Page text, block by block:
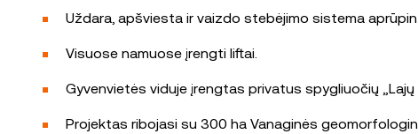
Uždara, apšviesta ir vaizdo stebėjimo sistema
Visuose namuose įrengti liftai.
Gyvenvietės viduje įrengtas privatus spygliuočių
Projektas ribojasi su 300 ha Vanaginės